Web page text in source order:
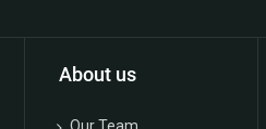
About us